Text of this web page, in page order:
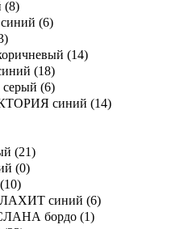
(8)
(6)
)
(14)
(18)
(6)
синий (14)
(21)
(0)
10)
синий (6)
бордо (1)